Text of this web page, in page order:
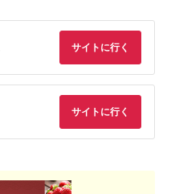
サイトに行く
サイトに行く